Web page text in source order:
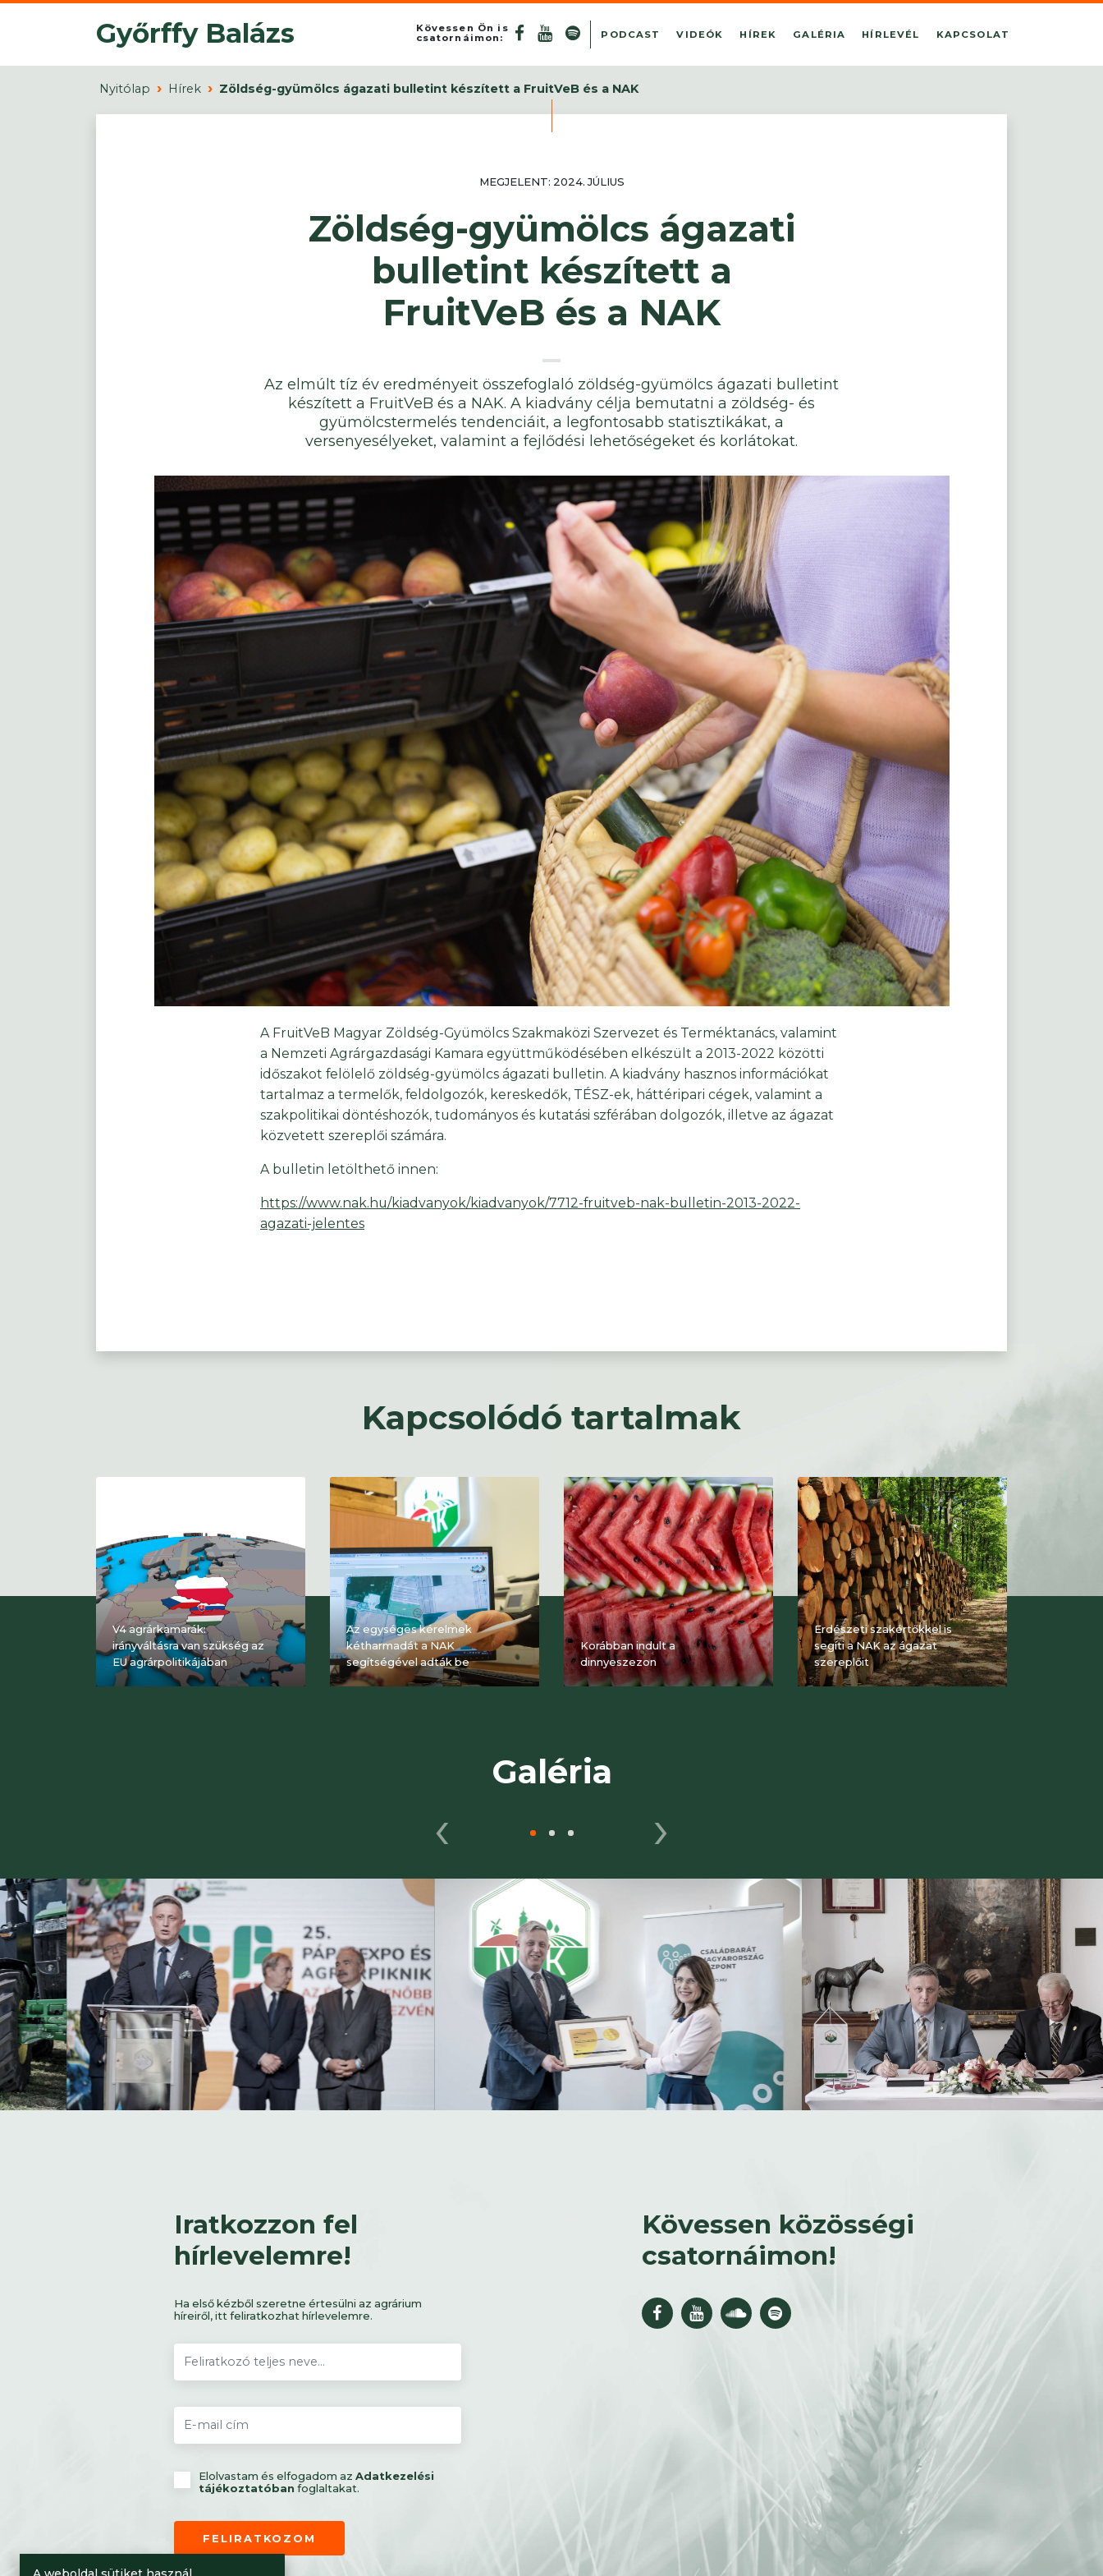
Győrffy Balázs
Kövessen Ön is
csatornáimon:
PODCAST VIDEÓK HÍREK GALÉRIA HÍRLEVÉL KAPCSOLAT
Nyitólap Hírek Zöldség-gyümölcs ágazati bulletint készített a FruitVeB és a NAK
MEGJELENT: 2024. JÚLIUS
Zöldség-gyümölcs ágazati
bulletint készített a
FruitVeB és a NAK
–
Az elmúlt tíz év eredményeit összefoglaló zöldség-gyümölcs ágazati bulletint
készített a FruitVeB és a NAK. A kiadvány célja bemutatni a zöldség- és
gyümölcstermelés tendenciáit, a legfontosabb statisztikákat, a
versenyesélyeket, valamint a fejlődési lehetőségeket és korlátokat.
A FruitVeB Magyar Zöldség-Gyümölcs Szakmaközi Szervezet és Terméktanács, valamint
a Nemzeti Agrárgazdasági Kamara együttműködésében elkészült a 2013-2022 közötti
időszakot felölelő zöldség-gyümölcs ágazati bulletin. A kiadvány hasznos információkat
tartalmaz a termelők, feldolgozók, kereskedők, TÉSZ-ek, háttéripari cégek, valamint a
szakpolitikai döntéshozók, tudományos és kutatási szférában dolgozók, illetve az ágazat
közvetett szereplői számára.
A bulletin letölthető innen:
https://www.nak.hu/kiadvanyok/kiadvanyok/7712-fruitveb-nak-bulletin-2013-2022-
agazati-jelentes
Kapcsolódó tartalmak
V4 agrárkamarák:
irányváltásra van szükség az
EU agrárpolitikájában
Az egységes kérelmek
kétharmadát a NAK
segítségével adták be
Korábban indult a
dinnyeszezon
Erdészeti szakértőkkel is
segíti a NAK az ágazat
szereplőit
Galéria
‹ ›
Iratkozzon fel
hírlevelemre!
Ha első kézből szeretne értesülni az agrárium
híreiről, itt feliratkozhat hírlevelemre.
Elolvastam és elfogadom az Adatkezelési
tájékoztatóban foglaltakat.
FELIRATKOZOM
Kövessen közösségi
csatornáimon!